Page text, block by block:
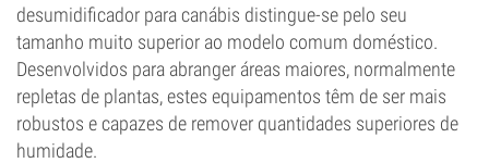
desumidificador para canábis distingue-se pelo seu
tamanho muito superior ao modelo comum doméstico.
Desenvolvidos para abranger áreas maiores, normalmente
repletas de plantas, estes equipamentos têm de ser mais
robustos e capazes de remover quantidades superiores de
humidade.